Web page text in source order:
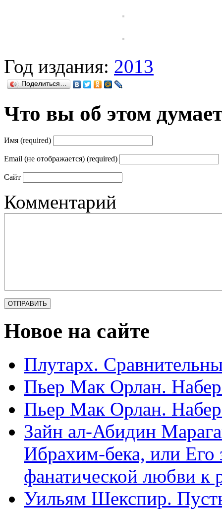
Год издания: 2013
Поделиться…
Что вы об этом
Имя (required)
Email (не отображается) (required)
Сайт
Комментарий
Новое на сайте
Плутарх.
Пьер Мак Орлан.
Пьер Мак Орлан.
Зайн ал-Абидин
Ибрахим-бека, или
фанатической любви к
Уильям Шекспир.